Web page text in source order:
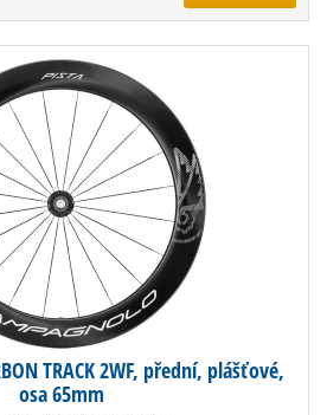
TRACK 2WF, přední, plášťové,
osa 65mm